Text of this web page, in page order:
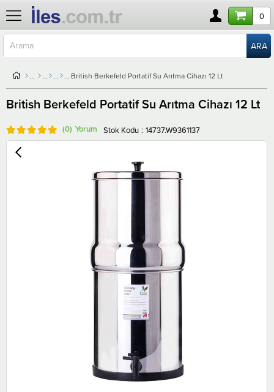
0
British Berkefeld Portatif Su Arıtma Cihazı 12 Lt
British Berkefeld Portatif Su Arıtma Cihazı 12 Lt
(0) Stok Kodu 14737.W9361137